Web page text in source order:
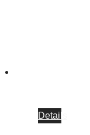
Details